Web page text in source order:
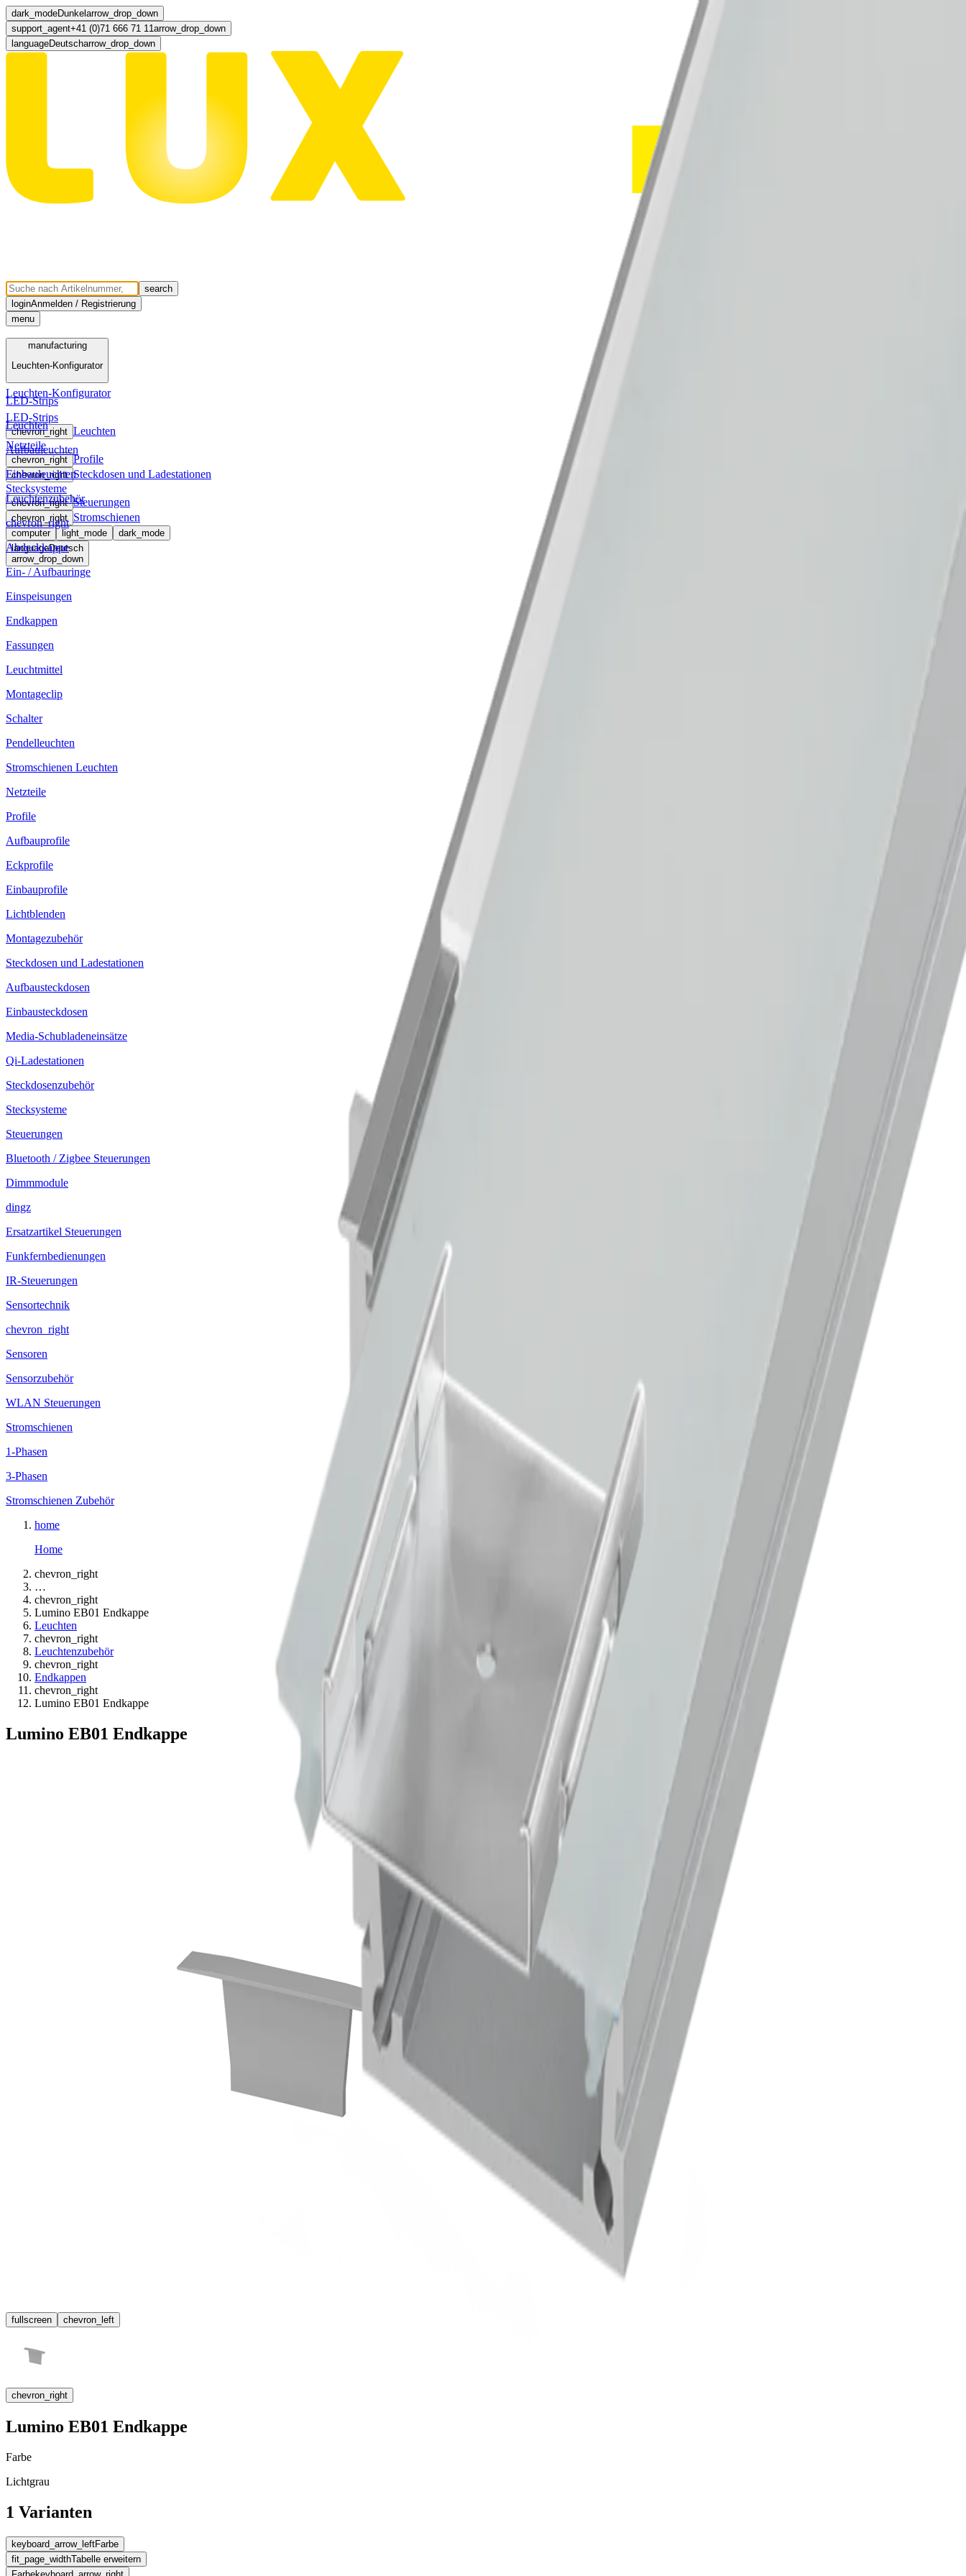
dark_modeDunkel arrow_drop_down
support_agent+41 (0)71 666 71 11arrow_drop_down
languageDeutscharrow_drop_down
search
loginAnmelden / Registrierung
menu
Menü
manufacturing
Leuchten-Konfigurator
LED-Strips
chevron_right Leuchten
Netzteile
chevron_right Profile
chevron_right Steckdosen und Ladestationen
Stecksysteme
chevron_right Steuerungen
chevron_right Stromschienen
computer light_mode
dark_mode
languageDeutsch
arrow_drop_down
manufacturing
Leuchten-Konfigurator
LED-Strips
Leuchten
Aufbauleuchten
Einbauleuchten
Leuchtenzubehör
chevron_right
Abdeckkappe
Ein- / Aufbauringe
Einspeisungen
Endkappen
Fassungen
Leuchtmittel
Montageclip
Schalter
Pendelleuchten
Stromschienen Leuchten
Netzteile
Profile
Aufbauprofile
Eckprofile
Einbauprofile
Lichtblenden
Montagezubehör
Steckdosen und Ladestationen
Aufbausteckdosen
Einbausteckdosen
Media-Schubladeneinsätze
Qi-Ladestationen
Steckdosenzubehör
Stecksysteme
Steuerungen
Bluetooth / Zigbee Steuerungen
Dimmmodule
dingz
Ersatzartikel Steuerungen
Funkfernbedienungen
IR-Steuerungen
Sensortechnik
chevron_right
Sensoren
Sensorzubehör
WLAN Steuerungen
Stromschienen
1-Phasen
3-Phasen
Stromschienen Zubehör
home
Home
chevron_right
…
chevron_right
Lumino EB01 Endkappe
Leuchten
chevron_right
Leuchtenzubehör
chevron_right
Endkappen
chevron_right
Lumino EB01 Endkappe
Lumino EB01 Endkappe
fullscreen chevron_left
chevron_right
Lumino EB01 Endkappe
Farbe
Lichtgrau
1 Varianten
keyboard_arrow_leftFarbe
fit_page_widthTabelle erweitern